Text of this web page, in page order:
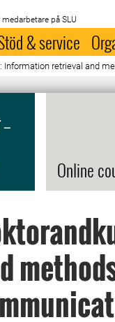
på SLU
& service
Information retrieval and
–
Online